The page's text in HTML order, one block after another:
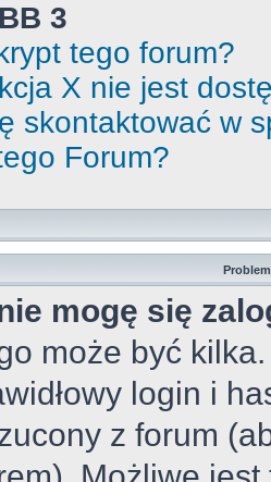
3
tego forum?
X nie jest
skontaktować w
Forum?
mogę się
może być
login i
z forum